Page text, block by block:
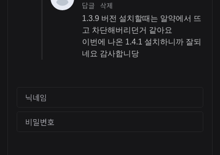
답글 삭제
1.3.9 버전 설치할때는 알약에서 뜨
고 차단해버리던거 같아요
이번에 나온 1.4.1 설치하니까 잘되
네요 감사합니당
닉네임
비밀번호